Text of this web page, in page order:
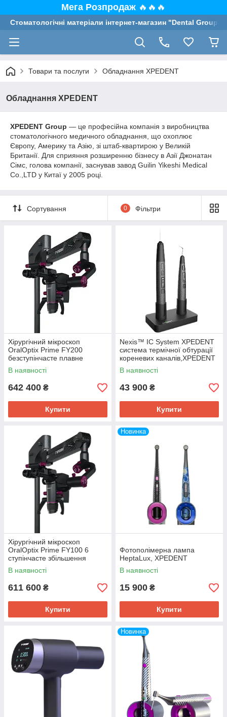
Мега Розпродаж 🔥🔥🔥
Стоматологічні матеріали інтернет-магазин "Dental Group"
Товари та послуги Обладнання XPEDENT
Обладнання XPEDENT
XPEDENT Group — це професійна компанія з виробництва
стоматологічного медичного обладнання, що охоплює
Європу, Америку та Азію, зі штаб-квартирою у Великій
Британії. Для сприяння розширенню бізнесу в Азії Джонатан
Сімс, голова компанії, заснував завод Guilin Yikeshi Medical
Co.,LTD у Китаї у 2005 році.
Сортування 0 Фільтри
Хірургічний мікроскоп
OralOptix Prime FY200
безступінчасте плавне
збільшення XPEDENT
В наявності
642 400 ₴
Купити
Nexis™ IC System XPEDENT
система термічної обтурації
кореневих каналів,XPEDENT
В наявності
43 900 ₴
Купити
Хірургічний мікроскоп
OralOptix Prime FY100 6
ступінчасте збільшення
XPEDENT
В наявності
611 600 ₴
Купити
Новинка
Фотополімерна лампа
HeptaLux, XPEDENT
В наявності
15 900 ₴
Купити
Новинка